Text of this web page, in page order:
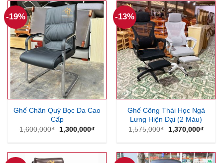
1,260,000₫.
-19%
Ghế Chân Quỳ Bọc Da Cao
Cấp
1,600,000₫
Giá
là:
1,300,000₫Giá
tại
1,300,000₫.
-13%
Ghế Công Thái Học Ngả
Lưng Hiện Đại (2 Màu)
1,575,000₫
Giá
là:
1,370,000₫Giá
tại